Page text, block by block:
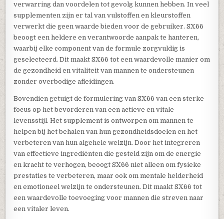
verwarring dan voordelen tot gevolg kunnen hebben. In veel
supplementen zijn er tal van vulstoffen en kleurstoffen
verwerkt die geen waarde bieden voor de gebruiker. SX66
beoogt een heldere en verantwoorde aanpak te hanteren,
waarbij elke component van de formule zorgvuldig is
geselecteerd. Dit maakt SX66 tot een waardevolle manier om
de gezondheid en vitaliteit van mannen te ondersteunen
zonder overbodige afleidingen.
Bovendien getuigt de formulering van SX66 van een sterke
focus op het bevorderen van een actieve en vitale
levensstijl. Het supplement is ontworpen om mannen te
helpen bij het behalen van hun gezondheidsdoelen en het
verbeteren van hun algehele welzijn. Door het integreren
van effectieve ingrediënten die gesteld zijn om de energie
en kracht te verhogen, beoogt SX66 niet alleen om fysieke
prestaties te verbeteren, maar ook om mentale helderheid
en emotioneel welzijn te ondersteunen. Dit maakt SX66 tot
een waardevolle toevoeging voor mannen die streven naar
een vitaler leven.